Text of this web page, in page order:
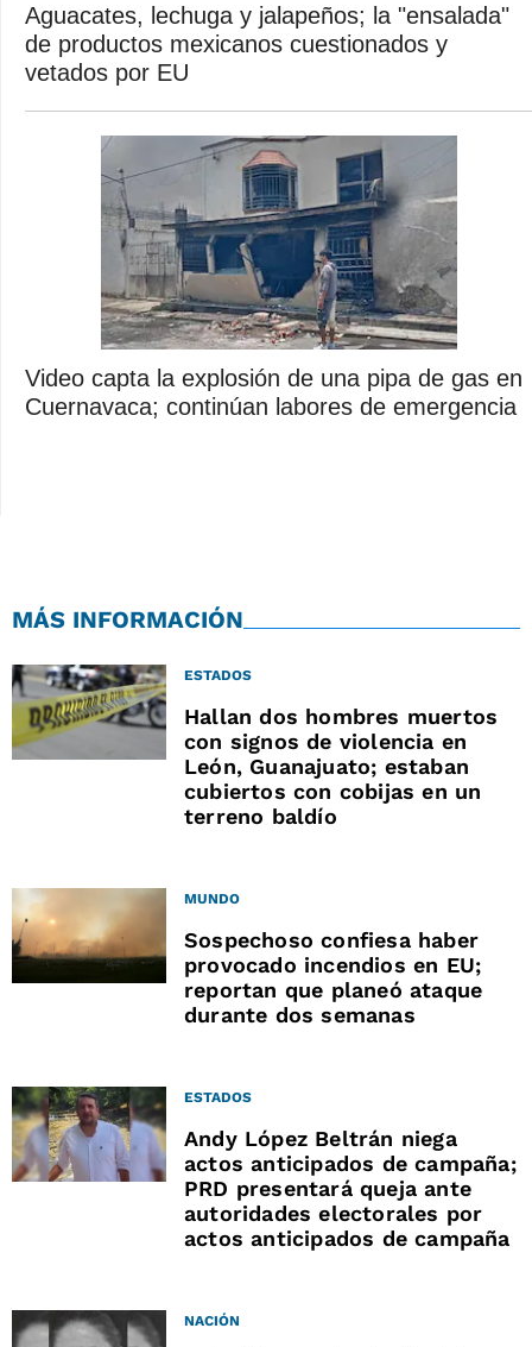
Aguacates, lechuga y jalapeños; la "ensalada"
de productos mexicanos cuestionados y
vetados por EU
Video capta la explosión de una pipa de gas en
Cuernavaca; continúan labores de emergencia
MÁS INFORMACIÓN
ESTADOS
Hallan dos hombres muertos
con signos de violencia en
León, Guanajuato; estaban
cubiertos con cobijas en un
terreno baldío
MUNDO
Sospechoso confiesa haber
provocado incendios en EU;
reportan que planeó ataque
durante dos semanas
ESTADOS
Andy López Beltrán niega
actos anticipados de campaña;
PRD presentará queja ante
autoridades electorales por
actos anticipados de campaña
NACIÓN